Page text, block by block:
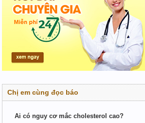
Chị em cùng đọc báo
Ai có nguy cơ mắc cholesterol cao?